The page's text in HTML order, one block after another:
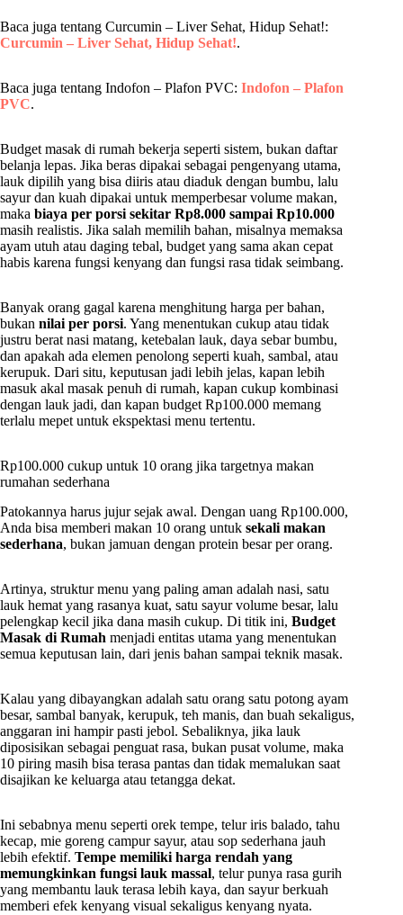
Baca juga tentang Curcumin – Liver Sehat, Hidup Sehat!:
Curcumin – Liver Sehat, Hidup Sehat!.
Baca juga tentang Indofon – Plafon PVC: Indofon – Plafon
PVC.
Budget masak di rumah bekerja seperti sistem, bukan daftar
belanja lepas. Jika beras dipakai sebagai pengenyang utama,
lauk dipilih yang bisa diiris atau diaduk dengan bumbu, lalu
sayur dan kuah dipakai untuk memperbesar volume makan,
maka biaya per porsi sekitar Rp8.000 sampai Rp10.000
masih realistis. Jika salah memilih bahan, misalnya memaksa
ayam utuh atau daging tebal, budget yang sama akan cepat
habis karena fungsi kenyang dan fungsi rasa tidak seimbang.
Banyak orang gagal karena menghitung harga per bahan,
bukan nilai per porsi. Yang menentukan cukup atau tidak
justru berat nasi matang, ketebalan lauk, daya sebar bumbu,
dan apakah ada elemen penolong seperti kuah, sambal, atau
kerupuk. Dari situ, keputusan jadi lebih jelas, kapan lebih
masuk akal masak penuh di rumah, kapan cukup kombinasi
dengan lauk jadi, dan kapan budget Rp100.000 memang
terlalu mepet untuk ekspektasi menu tertentu.
Rp100.000 cukup untuk 10 orang jika targetnya makan
rumahan sederhana
Patokannya harus jujur sejak awal. Dengan uang Rp100.000,
Anda bisa memberi makan 10 orang untuk sekali makan
sederhana, bukan jamuan dengan protein besar per orang.
Artinya, struktur menu yang paling aman adalah nasi, satu
lauk hemat yang rasanya kuat, satu sayur volume besar, lalu
pelengkap kecil jika dana masih cukup. Di titik ini, Budget
Masak di Rumah menjadi entitas utama yang menentukan
semua keputusan lain, dari jenis bahan sampai teknik masak.
Kalau yang dibayangkan adalah satu orang satu potong ayam
besar, sambal banyak, kerupuk, teh manis, dan buah sekaligus,
anggaran ini hampir pasti jebol. Sebaliknya, jika lauk
diposisikan sebagai penguat rasa, bukan pusat volume, maka
10 piring masih bisa terasa pantas dan tidak memalukan saat
disajikan ke keluarga atau tetangga dekat.
Ini sebabnya menu seperti orek tempe, telur iris balado, tahu
kecap, mie goreng campur sayur, atau sop sederhana jauh
lebih efektif. Tempe memiliki harga rendah yang
memungkinkan fungsi lauk massal, telur punya rasa gurih
yang membantu lauk terasa lebih kaya, dan sayur berkuah
memberi efek kenyang visual sekaligus kenyang nyata.